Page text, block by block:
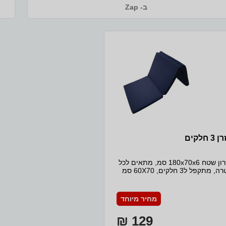
ב- Zap
חלקים
מזרון שטח 180x70x6 סמ, מתאים לכל
מטרה, מתקפל ל3 חלקים, 60X70 סמ
מחיר מיוחד
129 ₪